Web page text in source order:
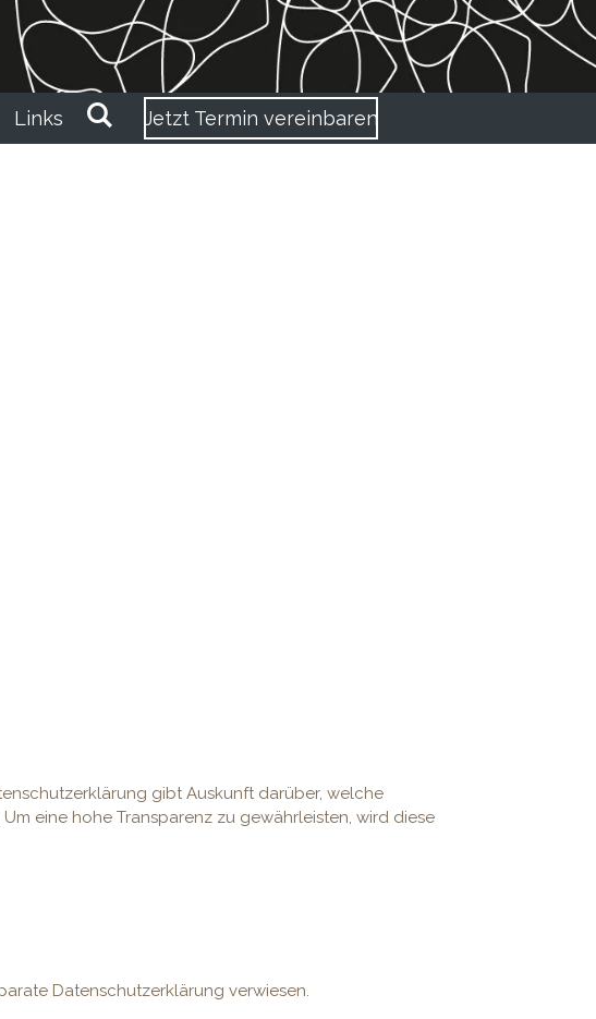
Links Jetzt Termin vereinbaren
gibt Auskunft darüber, welche
eine hohe Transparenz zu gewährleisten, wird diese
Datenschutzerklärung verwiesen.